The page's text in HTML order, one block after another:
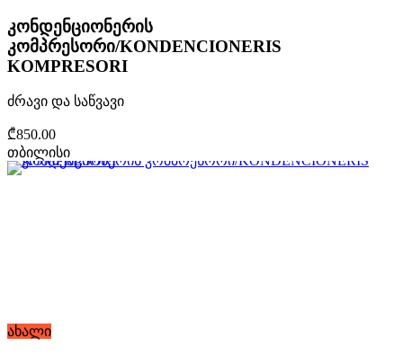
კონდენციონერის
კომპრესორი/KONDENCIONERIS
KOMPRESORI
ძრავი და საწვავი
₾850.00
თბილისი
ახალი